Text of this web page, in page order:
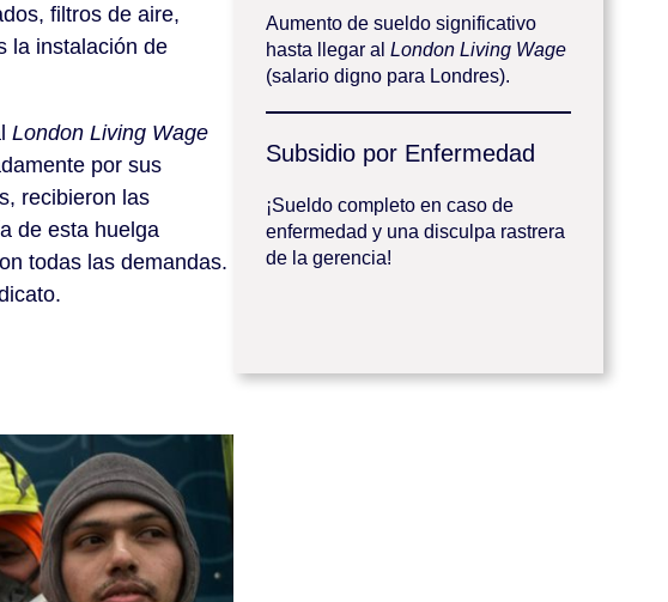
filtros de aire,
la instalación de
London Living Wage
por sus
recibieron las
de esta huelga
todas las demandas.
Aumento de sueldo significativo
hasta llegar al London Living Wage
(salario digno para Londres).
Subsidio por Enfermedad
¡Sueldo completo en caso de
enfermedad y una disculpa rastrera
de la gerencia!